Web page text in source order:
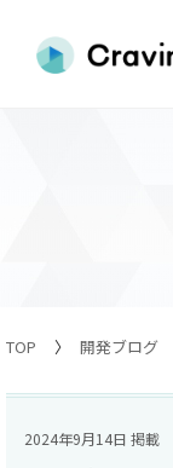
TOP 開発ブログ
2024年9月14日 掲載